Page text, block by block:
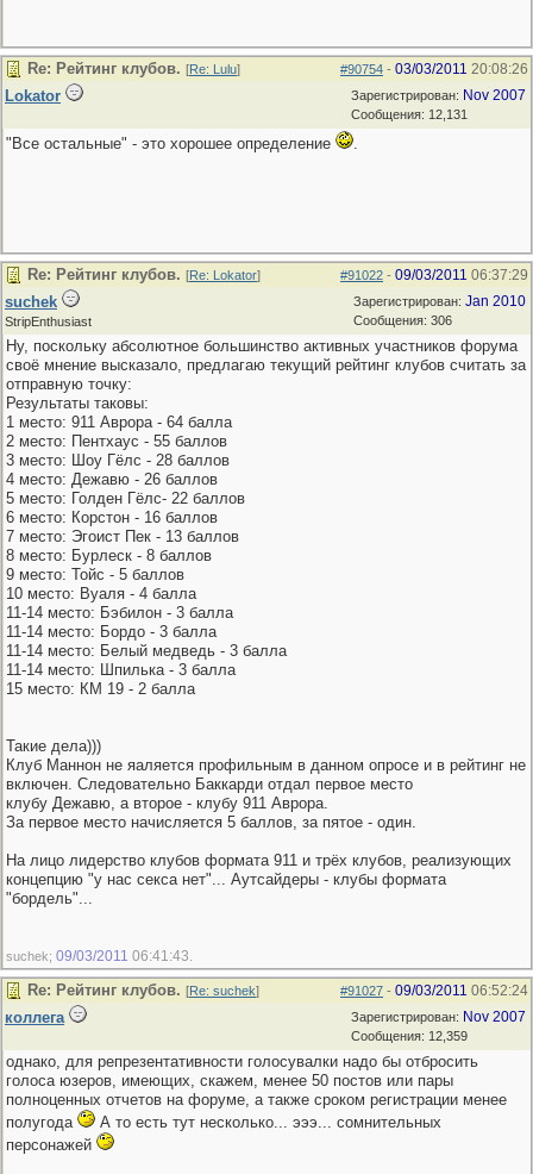
#90754 - 03/03/2011 20:08:26
Re: Рейтинг клубов. [Re: Lulu]
Зарегистрирован: Nov 2007
Сообщения: 12,131
Lokator
"Все остальные" - это хорошее определение .
#91022 - 09/03/2011 06:37:29
Re: Рейтинг клубов. [Re: Lokator]
Зарегистрирован: Jan 2010
Сообщения: 306
suchek
StripEnthusiast
Ну, поскольку абсолютное большинство активных участников форума
своё мнение высказало, предлагаю текущий рейтинг клубов считать за
отправную точку:
Результаты таковы:
1 место: 911 Аврора - 64 балла
2 место: Пентхаус - 55 баллов
3 место: Шоу Гёлс - 28 баллов
4 место: Дежавю - 26 баллов
5 место: Голден Гёлс- 22 баллов
6 место: Корстон - 16 баллов
7 место: Эгоист Пек - 13 баллов
8 место: Бурлеск - 8 баллов
9 место: Тойс - 5 баллов
10 место: Вуаля - 4 балла
11-14 место: Бэбилон - 3 балла
11-14 место: Бордо - 3 балла
11-14 место: Белый медведь - 3 балла
11-14 место: Шпилька - 3 балла
15 место: КМ 19 - 2 балла
Такие дела)))
Клуб Маннон не яаляется профильным в данном опросе и в рейтинг не
включен. Следовательно Баккарди отдал первое место
клубу Дежавю, а второе - клубу 911 Аврора.
За первое место начисляется 5 баллов, за пятое - один.
На лицо лидерство клубов формата 911 и трёх клубов, реализующих
концепцию "у нас секса нет"... Аутсайдеры - клубы формата
"бордель"...
suchek; 09/03/2011 06:41:43
#91027 - 09/03/2011 06:52:24
Re: Рейтинг клубов. [Re: suchek]
Зарегистрирован: Nov 2007
Сообщения: 12,359
коллега
однако, для репрезентативности голосувалки надо бы отбросить
голоса юзеров, имеющих, скажем, менее 50 постов или пары
полноценных отчетов на форуме, а также сроком регистрации менее
полугода
А то есть тут несколько... эээ... сомнительных
персонажей